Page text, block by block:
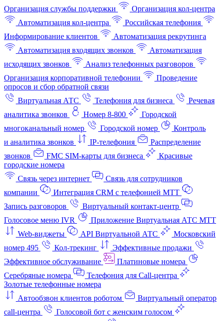
Организация службы поддержки
Организация кол-центра
Автоматизация кол-центра
Российская телефония
Информирование клиентов
Автоматизация рекрутинга
Автоматизация входящих звонков
Автоматизация
исходящих звонков
Анализ телефонных разговоров
Организация корпоративной телефонии
Проведение
опросов и сбор обратной связи
Виртуальная АТС
Телефония для бизнеса
Речевая
аналитика звонков
Номер 8-800
Городской
многоканальный номер
Городской номер
Контроль
и аналитика звонков
IP-телефония
Распределение
звонков
FMC SIM-карты для бизнеса
Красивые
городские номера
Связь через интернет
Связь для сотрудников
компании
Интеграция CRM с телефонией МТТ
Запись разговоров
Виртуальный контакт‑центр
Голосовое меню IVR
Приложение Виртуальная АТС МТТ
Web-виджеты
API Виртуальной АТС
Московский
номер 495
Кол-трекинг
Эффективные продажи
Эффективное обслуживание
Платиновые номера
Серебряные номера
Телефония для Call-центра
Золотые телефонные номера
Автообзвон клиентов роботом
Виртуальный оператор
call-центра
Голосовой бот с женским голосом